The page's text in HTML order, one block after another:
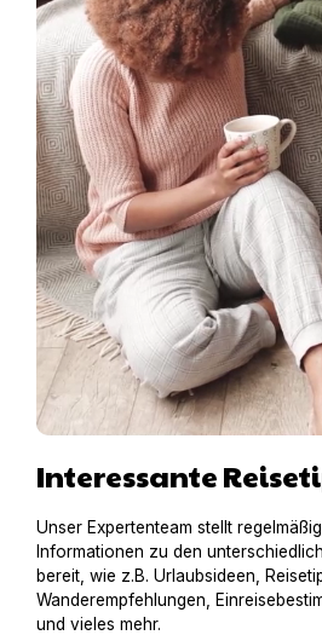
Interessante
Unser Expertenteam stellt
Informationen zu den
bereit, wie z.B. Urlaubsideen,
Wanderempfehlungen,
und vieles mehr.